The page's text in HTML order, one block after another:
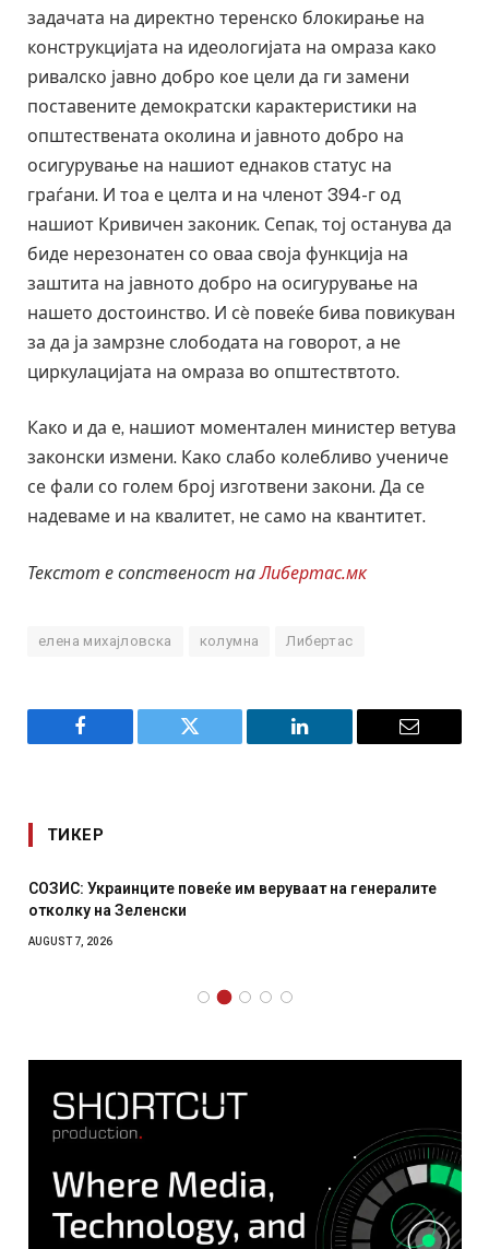
задачата на директно теренско блокирање на
конструкцијата на идеологијата на омраза како
ривалско јавно добро кое цели да ги замени
поставените демократски карактеристики на
општествената околина и јавното добро на
осигурување на нашиот еднаков статус на
граѓани. И тоа е целта и на членот 394-г од
нашиот Кривичен законик. Сепак, тој останува да
биде нерезонатен со оваа своја функција на
заштита на јавното добро на осигурување на
нашето достоинство. И сè повеќе бива повикуван
за да ја замрзне слободата на говорот, а не
циркулацијата на омраза во општествтото.
Како и да е, нашиот моментален министер ветува
законски измени. Како слабо колебливо учениче
се фали со голем број изготвени закони. Да се
надеваме и на квалитет, не само на квантитет.
Текстот е сопственост наЛибертас.мк
елена михајловска колумна Либертас
Facebook Twitter LinkedIn Email
ТИКЕР
СОЗИС: Украинците повеќе им веруваат на генералите
отколку на Зеленски
AUGUST 7, 2026